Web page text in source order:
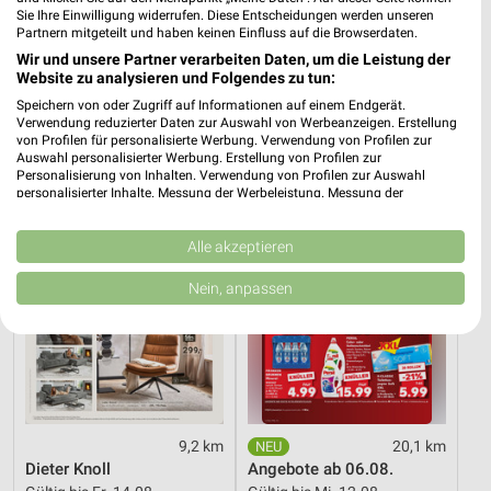
9,2 km
Wohnen Spezial
Gültig bis Fr. 14.08.
19,1 km
Hot Sommer Sale
Gültig bis Sa. 29.08.
XXXLutz
9,2 km
Dieter Knoll
Kaufland
20,1 km
Angebote ab 06.08.
Sie Ihre Einwilligung widerrufen. Diese Entscheidungen werden unseren
Partnern mitgeteilt und haben keinen Einfluss auf die Browserdaten.
Wir und unsere Partner verarbeiten Daten, um die Leistung der
Website zu analysieren und Folgendes zu tun:
Speichern von oder Zugriff auf Informationen auf einem Endgerät.
Verwendung reduzierter Daten zur Auswahl von Werbeanzeigen. Erstellung
von Profilen für personalisierte Werbung. Verwendung von Profilen zur
Auswahl personalisierter Werbung. Erstellung von Profilen zur
Personalisierung von Inhalten. Verwendung von Profilen zur Auswahl
personalisierter Inhalte. Messung der Werbeleistung. Messung der
Kombinationen von Daten aus verschiedenen Quellen. Entwicklung und
Verbesserung der Angebote. Verwendung reduzierter Daten zur Auswahl
von Inhalten.
Daten können außerhalb der Europäischen Union weitergegeben und in die
USA gesendet werden.
Website/App.
Partnerliste anzeigen (1 IAB-Anbieter)
Wir nutzen Ihre Daten für folgende Zwecke:
IAB-Verarbeitungszwecke:
Speichern von oder Zugriff auf Informationen
auf einem Endgerät
Alle akzeptieren
Nein, anpassen